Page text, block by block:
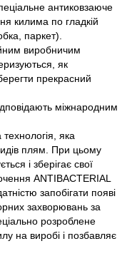
антиковзаюче
килима по гладкій
паркет).
виробничим
як
прекрасний
міжнародним
яка
плям. При цьому
і зберігає свої
ANTIBACTERIAL
запобігати появі
захворювань за
розроблене
на виробі і позбавляє